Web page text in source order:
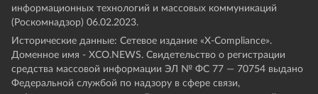
информационных технологий и массовых коммуникаций
(Роскомнадзор) 06.02.2023.
Исторические данные: Сетевое издание «Х-Compliance».
Доменное имя - XCO.NEWS. Свидетельство о регистрации
средства массовой информации ЭЛ № ФС 77 — 70754 выдано
Федеральной службой по надзору в сфере связи,